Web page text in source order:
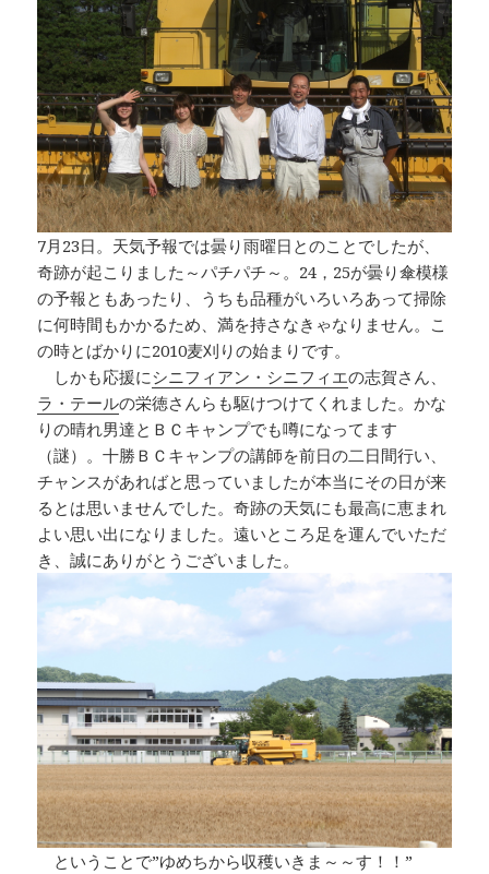
7月23日。天気予報では曇り雨曜日とのことでしたが、
奇跡が起こりました～パチパチ～。24，25が曇り傘模様
の予報ともあったり、うちも品種がいろいろあって掃除
に何時間もかかるため、満を持さなきゃなりません。こ
の時とばかりに2010麦刈りの始まりです。
しかも応援にシニフィアン・シニフィエの志賀さん、
ラ・テールの栄徳さんらも駆けつけてくれました。かな
りの晴れ男達とＢＣキャンプでも噂になってます
（謎）。十勝ＢＣキャンプの講師を前日の二日間行い、
チャンスがあればと思っていましたが本当にその日が来
るとは思いませんでした。奇跡の天気にも最高に恵まれ
よい思い出になりました。遠いところ足を運んでいただ
き、誠にありがとうございました。
ということで”ゆめちから収穫いきま～～す！！”